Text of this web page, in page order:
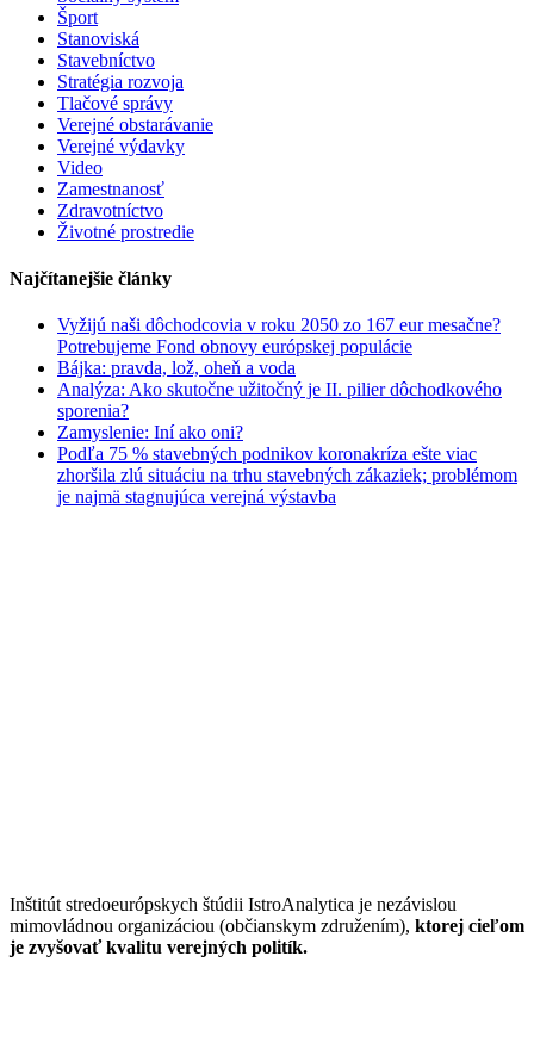
Šport
Stanoviská
Stavebníctvo
Stratégia rozvoja
Tlačové správy
Verejné obstarávanie
Verejné výdavky
Video
Zamestnanosť
Zdravotníctvo
Životné prostredie
Najčítanejšie články
Vyžijú naši dôchodcovia v roku 2050 zo 167 eur mesačne?
Potrebujeme Fond obnovy európskej populácie
Bájka: pravda, lož, oheň a voda
Analýza: Ako skutočne užitočný je II. pilier dôchodkového
sporenia?
Zamyslenie: Iní ako oni?
Podľa 75 % stavebných podnikov koronakríza ešte viac
zhoršila zlú situáciu na trhu stavebných zákaziek; problémom
je najmä stagnujúca verejná výstavba
Inštitút stredoeurópskych štúdii IstroAnalytica je nezávislou
mimovládnou organizáciou (občianskym združením), ktorej cieľom
je zvyšovať kvalitu verejných politík.